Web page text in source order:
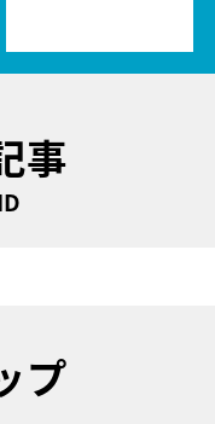
事
プ